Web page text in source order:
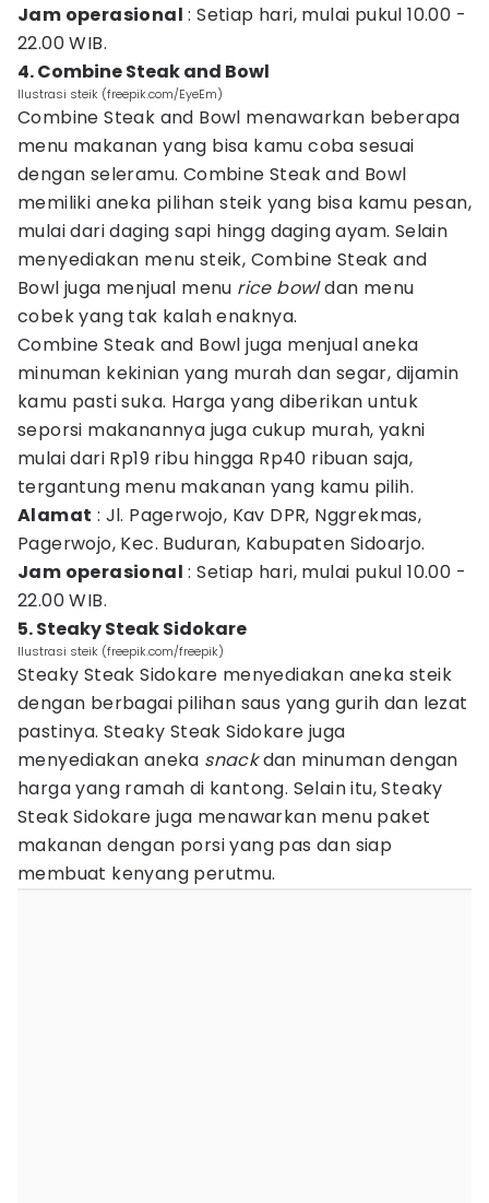
Jam operasional : Setiap hari, mulai pukul 10.00 -
22.00 WIB.
4. Combine Steak and Bowl
Ilustrasi steik (freepik.com/EyeEm)
Combine Steak and Bowl menawarkan beberapa
menu makanan yang bisa kamu coba sesuai
dengan seleramu. Combine Steak and Bowl
memiliki aneka pilihan steik yang bisa kamu pesan,
mulai dari daging sapi hingg daging ayam. Selain
menyediakan menu steik, Combine Steak and
Bowl juga menjual menu rice bowldan menu
cobek yang tak kalah enaknya.
Combine Steak and Bowl juga menjual aneka
minuman kekinian yang murah dan segar, dijamin
kamu pasti suka. Harga yang diberikan untuk
seporsi makanannya juga cukup murah, yakni
mulai dari Rp19 ribu hingga Rp40 ribuan saja,
tergantung menu makanan yang kamu pilih.
Alamat : Jl. Pagerwojo, Kav DPR, Nggrekmas,
Pagerwojo, Kec. Buduran, Kabupaten Sidoarjo.
Jam operasional : Setiap hari, mulai pukul 10.00 -
22.00 WIB.
5. Steaky Steak Sidokare
Ilustrasi steik (freepik.com/freepik)
Steaky Steak Sidokare menyediakan aneka steik
dengan berbagai pilihan saus yang gurih dan lezat
pastinya. Steaky Steak Sidokare juga
menyediakan aneka snackdan minuman dengan
harga yang ramah di kantong. Selain itu, Steaky
Steak Sidokare juga menawarkan menu paket
makanan dengan porsi yang pas dan siap
membuat kenyang perutmu.